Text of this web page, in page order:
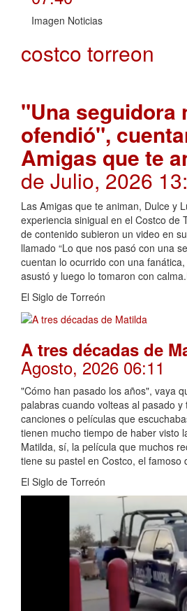
Imagen Noticias
costco torreon
"Una seguidora
ofendió",
Amigas que te
de Julio, 2026
Las Amigas que te animan, Dulce y
experiencia sinigual en el Costco de
de contenido subieron un video en
llamado “Lo que nos pasó con una
cuentan lo ocurrido con una
asustó y luego lo tomaron con
El Siglo de Torreón
A tres décadas de
Agosto, 2026 06:11
"Cómo han pasado los años", vaya
palabras cuando volteas al pasado
canciones o películas que
tienen mucho tiempo de haber visto
Matilda, sí, la película que muchos
tiene su pastel en Costco, el famoso
El Siglo de Torreón